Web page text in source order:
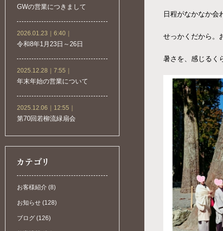
GWの営業につきまして
2026.01.23｜6:40｜
令和8年1月23日～26日
2025.12.28｜7:55｜
年末年始の営業について
2025.12.06｜12:55｜
第70回若柳流緑扇会
お客様紹介 (8)
お知らせ (128)
ブログ (126)
日程がなかなか
せっかくだから。
暑さを、感じるく